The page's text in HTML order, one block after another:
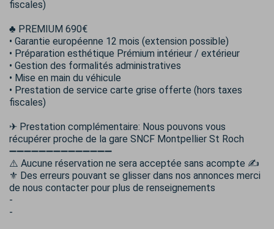
fiscales)
♣️ PREMIUM 690€
• Garantie européenne 12 mois (extension possible)
• Préparation esthétique Prémium intérieur / extérieur
• Gestion des formalités administratives
• Mise en main du véhicule
• Prestation de service carte grise offerte (hors taxes
fiscales)
✈ Prestation complémentaire: Nous pouvons vous
récupérer proche de la gare SNCF Montpellier St Roch
➖➖➖➖➖➖➖➖➖➖➖➖➖➖
⚠️ Aucune réservation ne sera acceptée sans acompte ✍
⚜️ Des erreurs pouvant se glisser dans nos annonces merci
de nous contacter pour plus de renseignements
-
-